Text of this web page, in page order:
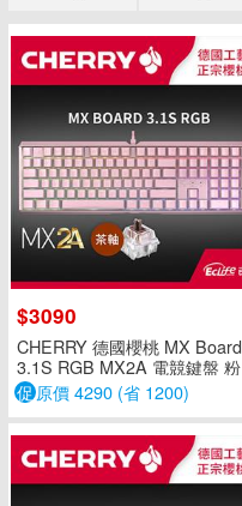
$3090
CHERRY 德國櫻桃 MX Board
3.1S RGB MX2A 電競鍵盤 粉
茶軸 中文
促原價 4290 (省 1200)